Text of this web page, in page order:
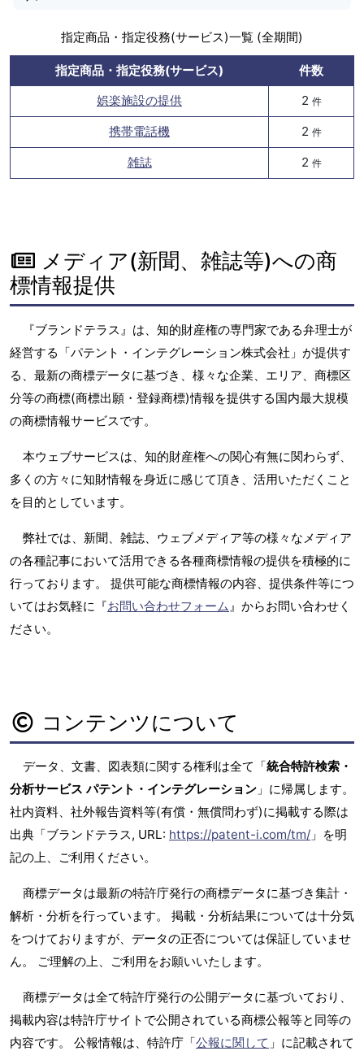
指定商品・指定役務(サービス)一覧 (全期間)
指定商品・指定役務(サービス)
件数
娯楽施設の提供
2 件
携帯電話機 2 件
雑誌 2 件
メディア(新聞、雑誌等)への商
標情報提供
『ブランドテラス』は、知的財産権の専門家である弁理士が
経営する「パテント・インテグレーション株式会社」が提供す
る、最新の商標データに基づき、様々な企業、エリア、商標区
分等の商標(商標出願・登録商標)情報を提供する国内最大規模
の商標情報サービスです。
本ウェブサービスは、知的財産権への関心有無に関わらず、
多くの方々に知財情報を身近に感じて頂き、活用いただくこと
を目的としています。
弊社では、新聞、雑誌、ウェブメディア等の様々なメディア
の各種記事において活用できる各種商標情報の提供を積極的に
行っております。 提供可能な商標情報の内容、提供条件等につ
いてはお気軽に『お問い合わせフォーム 』からお問い合わせく
ださい。
コンテンツについて
データ、文書、図表類に関する権利は全て「統合特許検索・
分析サービス パテント・インテグレーション 」に帰属します。
社内資料、社外報告資料等(有償・無償問わず)に掲載する際は
出典「ブランドテラス, URL: https://patent-i.com/tm/ 」を明
記の上、ご利用ください。
商標データは最新の特許庁発行の商標データに基づき集計・
解析・分析を行っています。 掲載・分析結果については十分気
をつけておりますが、データの正否については保証していませ
ん。 ご理解の上、ご利用をお願いいたします。
商標データは全て特許庁発行の公開データに基づいており、
掲載内容は特許庁サイトで公開されている商標公報等と同等の
内容です。 公報情報は、特許庁「公報に関して 」に記載されて